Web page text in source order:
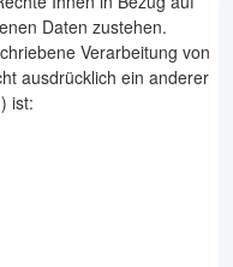
Daten zustehen.
Verarbeitung von
ausdrücklich ein anderer
ist: